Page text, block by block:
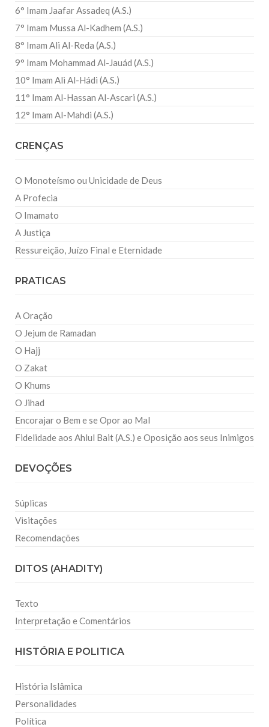
6° Imam Jaafar Assadeq (A.S.)
7° Imam Mussa Al-Kadhem (A.S.)
8° Imam Ali Al-Reda (A.S.)
9° Imam Mohammad Al-Jauád (A.S.)
10° Imam Ali Al-Hádi (A.S.)
11° Imam Al-Hassan Al-Ascari (A.S.)
12° Imam Al-Mahdi (A.S.)
CRENÇAS
O Monoteísmo ou Unicidade de Deus
A Profecia
O Imamato
A Justiça
Ressureição, Juízo Final e Eternidade
PRATICAS
A Oração
O Jejum de Ramadan
O Hajj
O Zakat
O Khums
O Jihad
Encorajar o Bem e se Opor ao Mal
Fidelidade aos Ahlul Bait (A.S.) e Oposição aos seus Inimigos
DEVOÇÕES
Súplicas
Visitações
Recomendações
DITOS (AHADITY)
Texto
Interpretação e Comentários
HISTÓRIA E POLITICA
História Islâmica
Personalidades
Política